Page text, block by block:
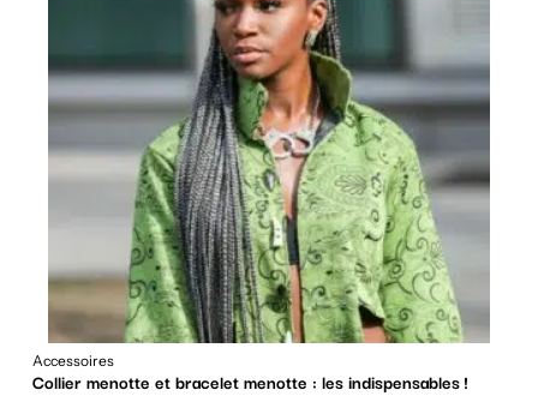
Accessoires
Collier menotte et bracelet menotte : les indispensables !